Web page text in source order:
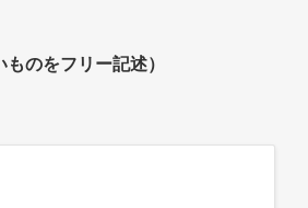
のをフリー記述）